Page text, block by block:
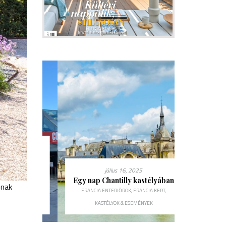
a
július 16, 2025
Egy nap Chantilly kastélyában
FRANCIA ENTERIŐRÖK,FRANCIA KERT,
KASTÉLYOK & ESEMÉNYEK